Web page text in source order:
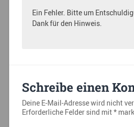
Ein Fehler. Bitte um
Dank für den Hinweis.
Schreibe einen
Deine E-Mail-Adresse wird nicht
Erforderliche Felder sind mit*